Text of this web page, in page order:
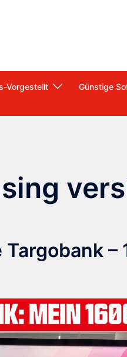
Vorgestellt
Günstige
–